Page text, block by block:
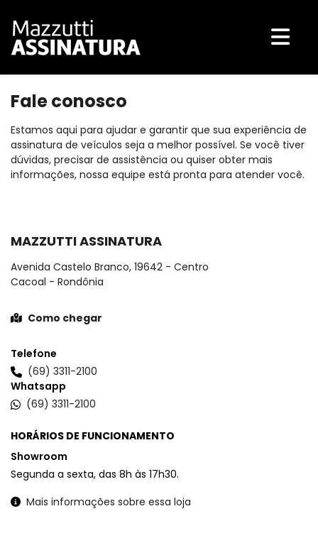
Fale conosco
Estamos aqui para ajudar e garantir que sua experiência de
assinatura de veículos seja a melhor possível. Se você tiver
dúvidas, precisar de assistência ou quiser obter mais
informações, nossa equipe está pronta para atender você.
MAZZUTTI ASSINATURA
Avenida Castelo Branco, 19642 - Centro
Cacoal - Rondônia
Como chegar
Telefone
(69) 3311-2100
Whatsapp
(69) 3311-2100
HORÁRIOS DE FUNCIONAMENTO
Showroom
Segunda a sexta, das 8h às 17h30.
Mais informações sobre essa loja